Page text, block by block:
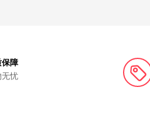
保障
无忧